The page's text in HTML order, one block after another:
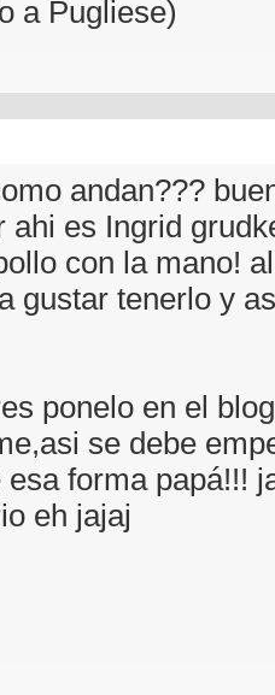
a Pugliese)
andan???
ahi es Ingrid
con la mano!
gustar tenerlo y
ponelo en el
se debe
forma papá!!!
eh jajaj